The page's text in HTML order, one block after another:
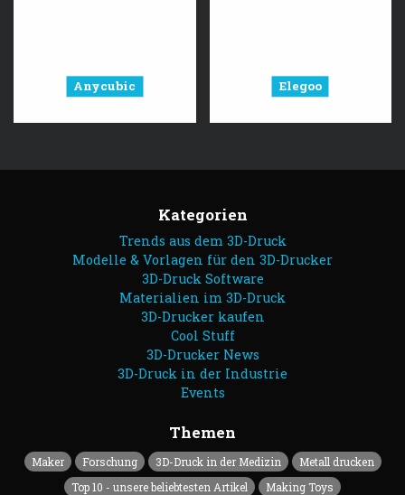
Anycubic Elegoo
Kategorien
Trends aus dem 3D-Druck
Modelle & Vorlagen für den 3D-Drucker
3D-Druck Software
Materialien im 3D-Druck
3D-Drucker kaufen
Cool Stuff
3D-Drucker News
3D-Druck in der Industrie
Events
Themen
Maker Forschung 3D-Druck in der Medizin
Metall drucken
Top 10 - unsere beliebtesten Artikel
Making Toys